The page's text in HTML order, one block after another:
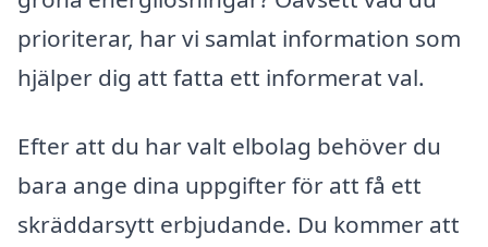
prioriterar, har vi samlat information som
hjälper dig att fatta ett informerat val.
Efter att du har valt elbolag behöver du
bara ange dina uppgifter för att få ett
skräddarsytt erbjudande. Du kommer att